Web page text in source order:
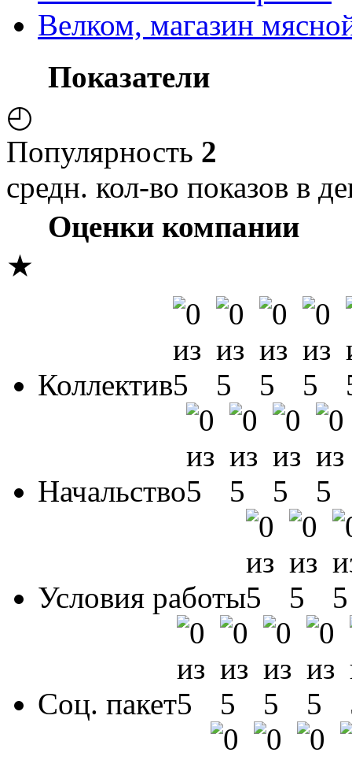
Велком, магазин
Показатели
◴
Популярность 2
средн. кол-во показов в
Оценки компании
★
Коллектив
Начальство
Условия работы
Соц. пакет